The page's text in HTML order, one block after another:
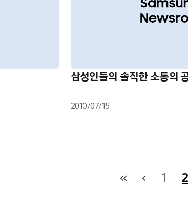
삼성인들의 솔직한 소통의
2010/07/15
1 2